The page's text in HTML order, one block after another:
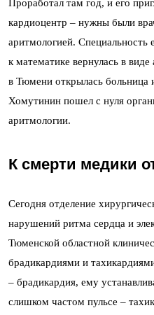
Проработал там год, и его
кардиоцентр – нужны были
аритмологией. Специальность
к математике вернулась в
в Тюмени открылась больница
Хомутинин пошел с нуля
аритмологии.
К смерти медики
Сегодня отделение
нарушений ритма сердца и
Тюменской областной
брадикардиями и
– брадикардия, ему
слишком частом пульсе –